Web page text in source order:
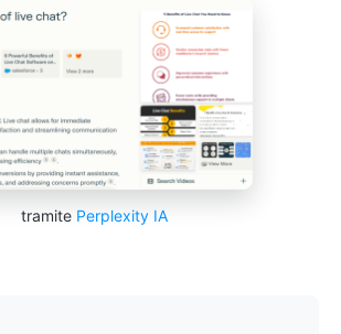
tramite Perplexity IA